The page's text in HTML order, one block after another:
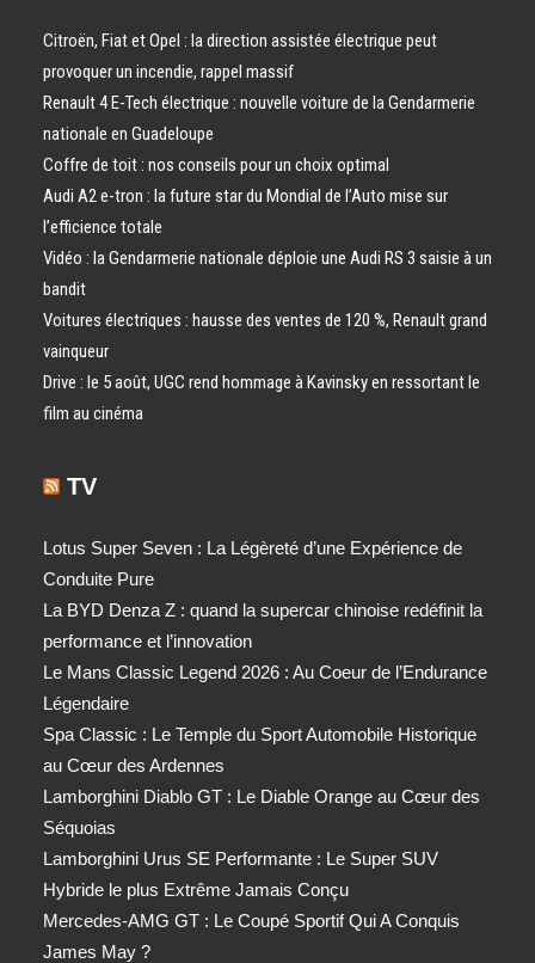
Citroën, Fiat et Opel : la direction assistée électrique peut
provoquer un incendie, rappel massif
Renault 4 E-Tech électrique : nouvelle voiture de la Gendarmerie
nationale en Guadeloupe
Coffre de toit : nos conseils pour un choix optimal
Audi A2 e-tron : la future star du Mondial de l’Auto mise sur
l’efficience totale
Vidéo : la Gendarmerie nationale déploie une Audi RS 3 saisie à un
bandit
Voitures électriques : hausse des ventes de 120 %, Renault grand
vainqueur
Drive : le 5 août, UGC rend hommage à Kavinsky en ressortant le
film au cinéma
TV
Lotus Super Seven : La Légèreté d’une Expérience de
Conduite Pure
La BYD Denza Z : quand la supercar chinoise redéfinit la
performance et l’innovation
Le Mans Classic Legend 2026 : Au Coeur de l’Endurance
Légendaire
Spa Classic : Le Temple du Sport Automobile Historique
au Cœur des Ardennes
Lamborghini Diablo GT : Le Diable Orange au Cœur des
Séquoias
Lamborghini Urus SE Performante : Le Super SUV
Hybride le plus Extrême Jamais Conçu
Mercedes-AMG GT : Le Coupé Sportif Qui A Conquis
James May ?